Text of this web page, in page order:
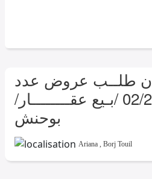
طلــب عروض عدد
02/2026 /بـيع عقــــــــار/
بوحنش
Ariana , Borj Touil